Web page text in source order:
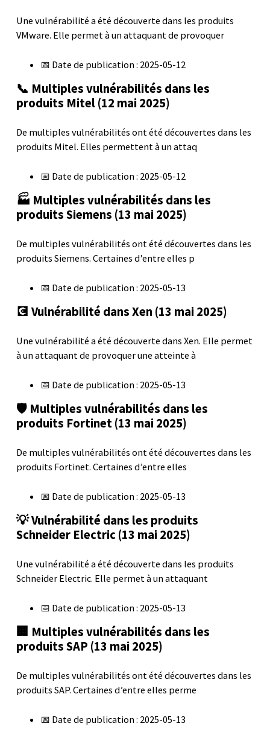
Une vulnérabilité a été découverte dans les produits
VMware. Elle permet à un attaquant de provoquer
📅 Date de publication : 2025-05-12
📞 Multiples vulnérabilités dans les
produits Mitel (12 mai 2025)
De multiples vulnérabilités ont été découvertes dans les
produits Mitel. Elles permettent à un attaq
📅 Date de publication : 2025-05-12
🏭 Multiples vulnérabilités dans les
produits Siemens (13 mai 2025)
De multiples vulnérabilités ont été découvertes dans les
produits Siemens. Certaines d’entre elles p
📅 Date de publication : 2025-05-13
💽 Vulnérabilité dans Xen (13 mai 2025)
Une vulnérabilité a été découverte dans Xen. Elle permet
à un attaquant de provoquer une atteinte à
📅 Date de publication : 2025-05-13
🛡️ Multiples vulnérabilités dans les
produits Fortinet (13 mai 2025)
De multiples vulnérabilités ont été découvertes dans les
produits Fortinet. Certaines d’entre elles
📅 Date de publication : 2025-05-13
💡 Vulnérabilité dans les produits
Schneider Electric (13 mai 2025)
Une vulnérabilité a été découverte dans les produits
Schneider Electric. Elle permet à un attaquant
📅 Date de publication : 2025-05-13
🏢 Multiples vulnérabilités dans les
produits SAP (13 mai 2025)
De multiples vulnérabilités ont été découvertes dans les
produits SAP. Certaines d’entre elles perme
📅 Date de publication : 2025-05-13